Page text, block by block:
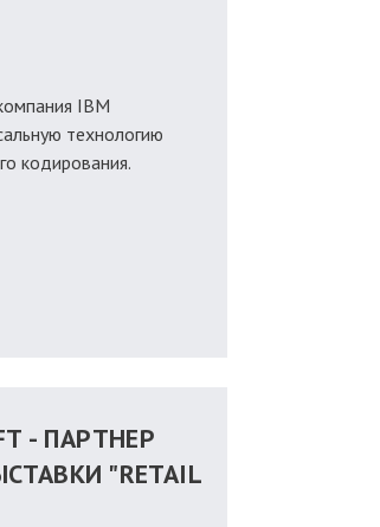
IBM
технологию
кодирования.
- ПАРТНЕР
"RETAIL